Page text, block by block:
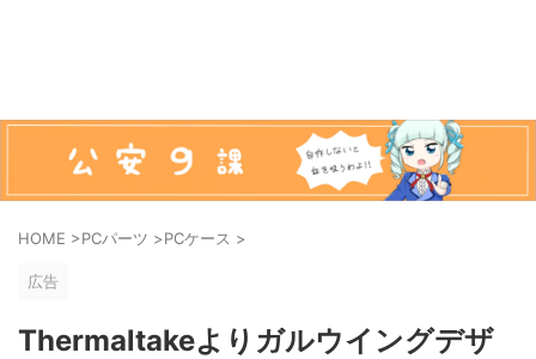
HOME >PCパーツ >PCケース >
広告
Thermaltakeよりガルウイングデザ